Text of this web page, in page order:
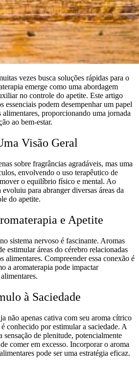
vezes busca soluções rápidas para o
emerge como uma abordagem
no controle do apetite. Este artigo
essenciais podem desempenhar um papel
alimentares, proporcionando uma jornada
ao bem-estar.
Visão Geral
sobre fragrâncias agradáveis, mas uma
envolvendo o uso terapêutico de
o equilíbrio físico e mental. Ao
para abranger diversas áreas da
do apetite.
e Apetite
sistema nervoso é fascinante. Aromas
estimular áreas do cérebro relacionadas
alimentares. Compreender essa conexão é
a aromaterapia pode impactar
à Saciedade
não apenas cativa com seu aroma cítrico
conhecido por estimular a saciedade. A
sensação de plenitude, potencialmente
comer em excesso. Incorporar o aroma
pode ser uma estratégia eficaz.